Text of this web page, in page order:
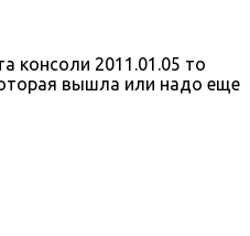
консоли 2011.01.05 то
вышла или надо еще